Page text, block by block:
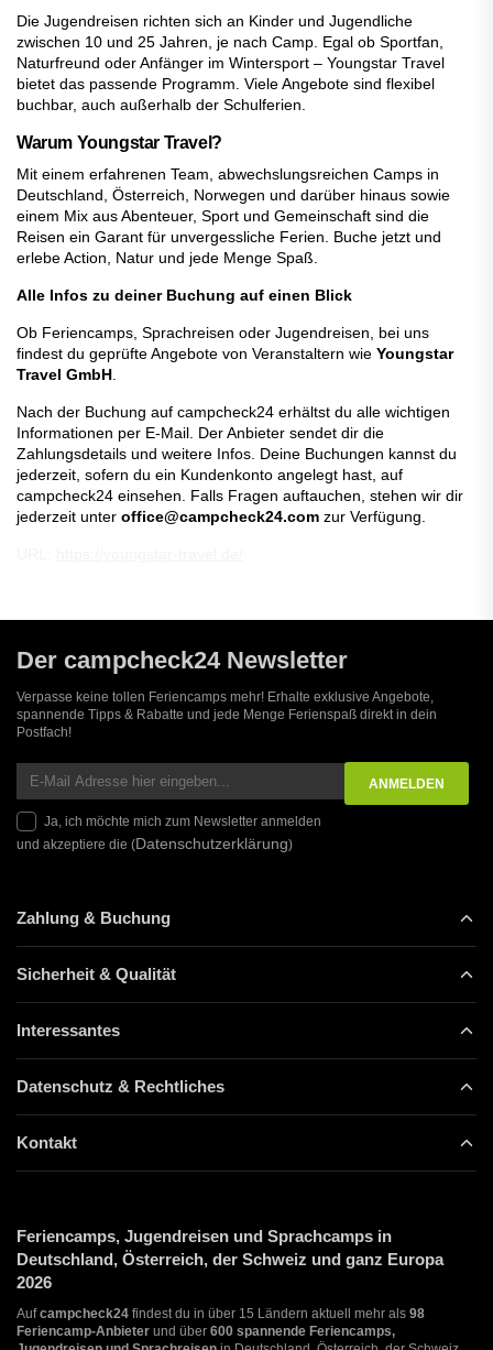
Die Jugendreisen richten sich an Kinder und Jugendliche
zwischen 10 und 25 Jahren, je nach Camp. Egal ob Sportfan,
Naturfreund oder Anfänger im Wintersport – Youngstar Travel
bietet das passende Programm. Viele Angebote sind flexibel
buchbar, auch außerhalb der Schulferien.
Warum Youngstar Travel?
Mit einem erfahrenen Team, abwechslungsreichen Camps in
Deutschland, Österreich, Norwegen und darüber hinaus sowie
einem Mix aus Abenteuer, Sport und Gemeinschaft sind die
Reisen ein Garant für unvergessliche Ferien. Buche jetzt und
erlebe Action, Natur und jede Menge Spaß.
Alle Infos zu deiner Buchung auf einen Blick
Ob Feriencamps, Sprachreisen oder Jugendreisen, bei uns
findest du geprüfte Angebote von Veranstaltern wie Youngstar
Travel GmbH
Nach der Buchung auf campcheck24 erhältst du alle wichtigen
Informationen per E-Mail. Der Anbieter sendet dir die
Zahlungsdetails und weitere Infos. Deine Buchungen kannst du
jederzeit, sofern du ein Kundenkonto angelegt hast, auf
campcheck24 einsehen. Falls Fragen auftauchen, stehen wir dir
jederzeit unter office@campcheck24.com zur Verfügung.
Der campcheck24 Newsletter
Verpasse keine tollen Feriencamps mehr! Erhalte exklusive Angebote,
spannende Tipps & Rabatte und jede Menge Ferienspaß direkt in dein
Postfach!
Ja, ich möchte mich zum Newsletter anmelden
und akzeptiere die (Datenschutzerklärung)
Zahlung & Buchung
Sicherheit & Qualität
Interessantes
Datenschutz & Rechtliches
Kontakt
Feriencamps, Jugendreisen und Sprachcamps in
Deutschland, Österreich, der Schweiz und ganz Europa
2026
Aufcampcheck24 findest du in über 15 Ländern aktuell mehr als 98
Feriencamp-Anbieter und über 600 spannende Feriencamps,